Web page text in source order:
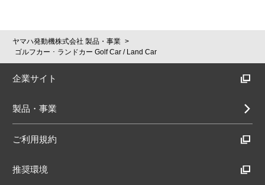
ヤマハ発動機株式会社 製品・事業
ゴルフカー ･ ランドカー Golf Car / Land Car
企業サイト
製品・事業
ご利用規約
推奨環境